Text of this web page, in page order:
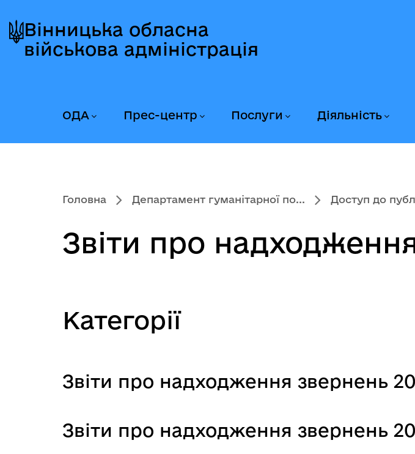
до
головного
до
головного
вмісту
до
головного
колонтитула
Вінницька обласна
військова адміністрація
ОДА Прес-центр Послуги Діяльність
Головна Департамент гуманітарної по... Доступ до
Звіти про
Категорії
Звіти про надходження звернень
Звіти про надходження звернень